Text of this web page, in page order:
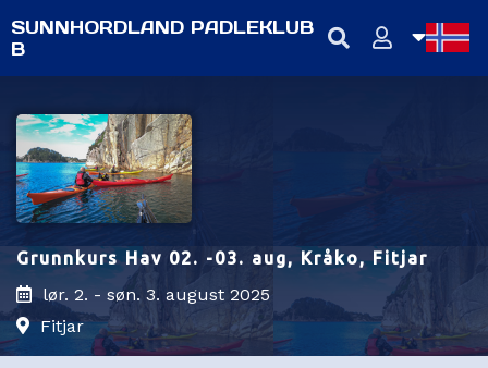
SUNNHORDLAND PADLEKLUB
B
Grunnkurs Hav 02. -03. aug, Kråko, Fitjar
lør. 2. - søn. 3. august 2025
Fitjar